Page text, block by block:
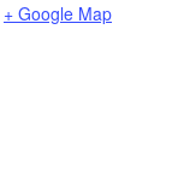
+ Google Map